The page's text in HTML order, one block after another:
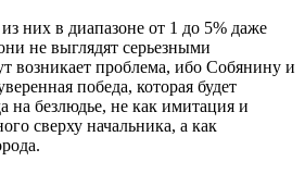
них в диапазоне от 1 до 5% даже
не выглядят серьезными
возникает проблема, ибо Собянину и
победа, которая будет
на безлюдье, не как имитация и
сверху начальника, а как